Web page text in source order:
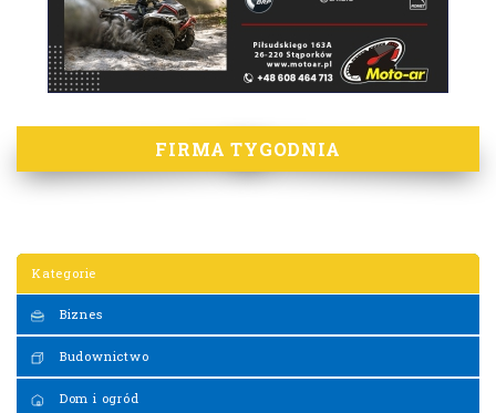
FIRMA TYGODNIA
Kategorie
Biznes
Budownictwo
Dom i ogród